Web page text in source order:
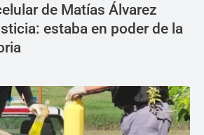
de Matías Álvarez
estaba en poder de la